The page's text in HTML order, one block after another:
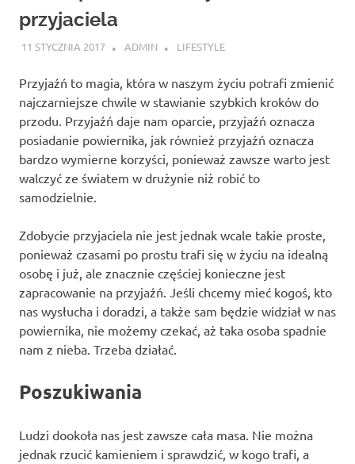
przyjaciela
11 STYCZNIA 2017 ADMIN LIFESTYLE
Przyjaźń to magia, która w naszym życiu potrafi zmienić
najczarniejsze chwile w stawianie szybkich kroków do
przodu. Przyjaźń daje nam oparcie, przyjaźń oznacza
posiadanie powiernika, jak również przyjaźń oznacza
bardzo wymierne korzyści, ponieważ zawsze warto jest
walczyć ze światem w drużynie niż robić to
samodzielnie.
Zdobycie przyjaciela nie jest jednak wcale takie proste,
ponieważ czasami po prostu trafi się w życiu na idealną
osobę i już, ale znacznie częściej konieczne jest
zapracowanie na przyjaźń. Jeśli chcemy mieć kogoś, kto
nas wysłucha i doradzi, a także sam będzie widział w nas
powiernika, nie możemy czekać, aż taka osoba spadnie
nam z nieba. Trzeba działać.
Poszukiwania
Ludzi dookoła nas jest zawsze cała masa. Nie można
jednak rzucić kamieniem i sprawdzić, w kogo trafi, a